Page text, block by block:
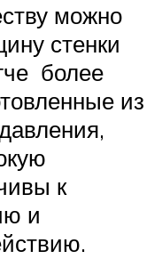
можно
стенки
более
из
к
и